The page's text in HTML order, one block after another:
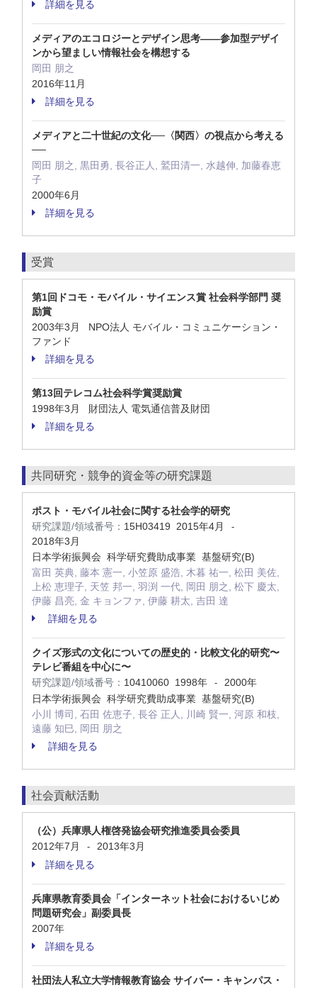
詳細を見る
メディアのエコロジーとデザイン思考――参加型デザイ
ンから望ましい情報社会を構想する
岡田 朋之
2016年11月
詳細を見る
メディアと二十世紀の文化──〈関西〉の視点から考える
──
岡田 朋之, 黒田勇, 長谷正人, 鷲田清一, 水越伸, 加藤春恵
子
2000年6月
詳細を見る
受賞
第1回ドコモ・モバイル・サイエンス賞 社会科学部門 奨
励賞
2003年3月 NPO法人 モバイル・コミュニケーション・
ファンド
詳細を見る
第13回テレコム社会科学賞奨励賞
1998年3月 財団法人 電気通信普及財団
詳細を見る
共同研究・競争的資金等の研究課題
ポスト・モバイル社会に関する社会学的研究
研究課題/領域番号： 15H03419 2015年4月 -
2018年3月
日本学術振興会 科学研究費助成事業 基盤研究(B)
富田 英典, 藤本 憲一, 小笠原 盛浩, 木暮 祐一, 松田 美佐,
上松 恵理子, 天笠 邦一, 羽渕 一代, 岡田 朋之, 松下 慶太,
伊藤 昌亮, 金 キョンファ, 伊藤 耕太, 吉田 達
詳細を見る
クイズ形式の文化についての歴史的・比較文化的研究〜
テレビ番組を中心に〜
研究課題/領域番号： 10410060 1998年 -
2000年
日本学術振興会 科学研究費助成事業 基盤研究(B)
小川 博司, 石田 佐恵子, 長谷 正人, 川崎 賢一, 河原 和枝,
遠藤 知巳, 岡田 朋之
詳細を見る
社会貢献活動
（公）兵庫県人権啓発協会研究推進委員会委員
2012年7月
-
2013年3月
詳細を見る
兵庫県教育委員会「インターネット社会におけるいじめ
問題研究会」副委員長
2007年
詳細を見る
社団法人私立大学情報教育協会 サイバー・キャンパス・